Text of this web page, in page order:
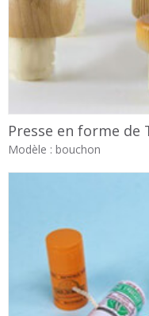
Presse en forme de
Modèle : bouchon